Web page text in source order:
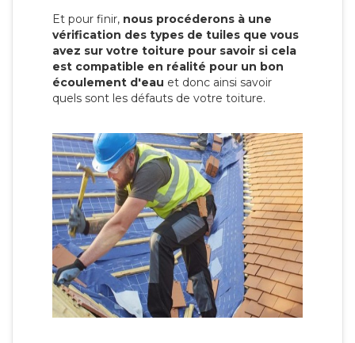
Et pour finir, nous procéderons à une
vérification des types de tuiles que vous
avez sur votre toiture pour savoir si cela
est compatible en réalité pour un bon
écoulement d'eau et donc ainsi savoir
quels sont les défauts de votre toiture.